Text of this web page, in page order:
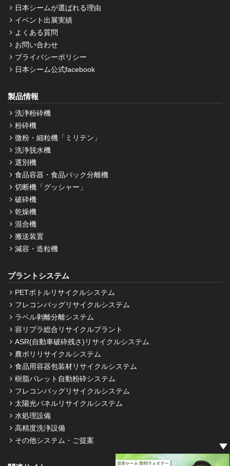
日本シームが選ばれる理由
イベント出展実績
よくある質問
お問い合わせ
プライバシーポリシー
日本シーム公式facebook
製品情報
洗浄粉砕機
粉砕機
微粉・細粒機「ミリテン」
洗浄脱水機
選別機
食品容器・食品パック分離機
切断機「グッシャー」
破砕機
乾燥機
混合機
搬送装置
減容・造粒機
プラントシステム
PETボトルリサイクルシステム
フレコンバッグリサイクルシステム
ラベル剥離分離システム
容リプラ総合リサイクルプラント
ASR(自動車破砕残さ)リサイクルシステム
農ポリリサイクルシステム
食品用容器包装材リサイクルシステム
樹脂パレット自動粉砕システム
フレコンバッグリサイクルシステム
太陽光パネルリサイクルシステム
水処理設備
高精度洗浄設備
その他システム・ご提案